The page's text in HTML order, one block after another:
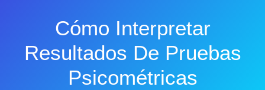
Cómo Interpretar
Resultados De Pruebas
Psicométricas